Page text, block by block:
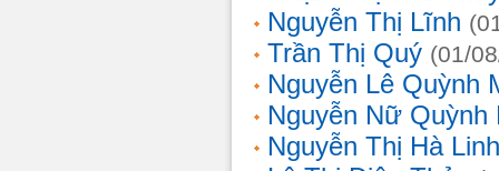
Nguyễn Thị Lĩnh
Trần Thị Quý (01/
Nguyễn Lê Quỳnh
Nguyễn Nữ
Nguyễn Thị Hà Linh